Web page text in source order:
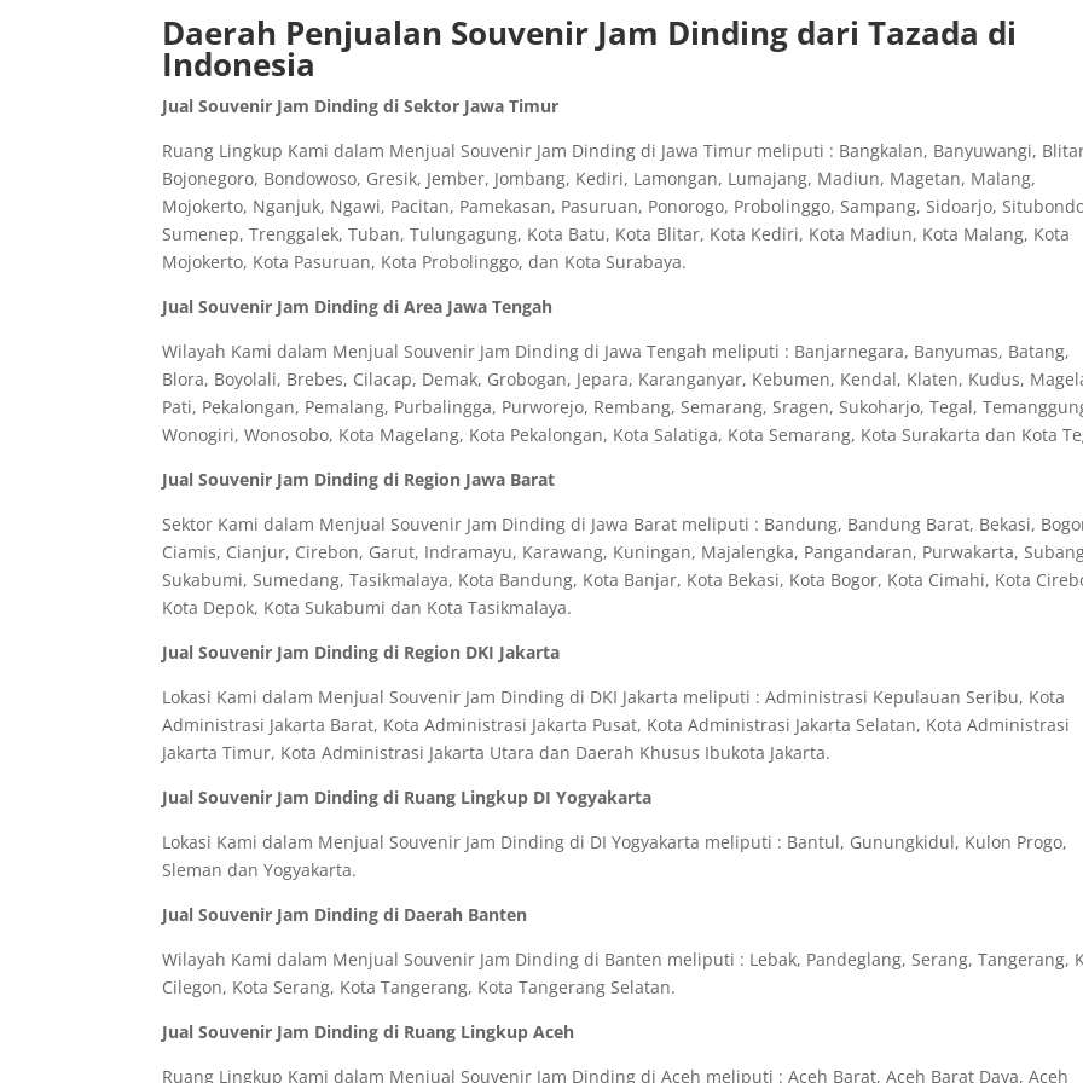
Daerah Penjualan Souvenir Jam Dinding dari Tazada di
Indonesia
Jual Souvenir Jam Dinding di Sektor Jawa Timur
Ruang Lingkup Kami dalam Menjual Souvenir Jam Dinding di Jawa Timur meliputi : Bangkalan, Banyuwangi,
Bojonegoro, Bondowoso, Gresik, Jember, Jombang, Kediri, Lamongan, Lumajang, Madiun, Magetan, Malang,
Mojokerto, Nganjuk, Ngawi, Pacitan, Pamekasan, Pasuruan, Ponorogo, Probolinggo, Sampang, Sidoarjo,
Sumenep, Trenggalek, Tuban, Tulungagung, Kota Batu, Kota Blitar, Kota Kediri, Kota Madiun, Kota Malang, Kota
Mojokerto, Kota Pasuruan, Kota Probolinggo, dan Kota Surabaya.
Jual Souvenir Jam Dinding di Area Jawa Tengah
Wilayah Kami dalam Menjual Souvenir Jam Dinding di Jawa Tengah meliputi : Banjarnegara, Banyumas, Batang,
Blora, Boyolali, Brebes, Cilacap, Demak, Grobogan, Jepara, Karanganyar, Kebumen, Kendal, Klaten, Kudus,
Pati, Pekalongan, Pemalang, Purbalingga, Purworejo, Rembang, Semarang, Sragen, Sukoharjo, Tegal,
Wonogiri, Wonosobo, Kota Magelang, Kota Pekalongan, Kota Salatiga, Kota Semarang, Kota Surakarta dan Kota
Jual Souvenir Jam Dinding di Region Jawa Barat
Sektor Kami dalam Menjual Souvenir Jam Dinding di Jawa Barat meliputi : Bandung, Bandung Barat, Bekasi,
Ciamis, Cianjur, Cirebon, Garut, Indramayu, Karawang, Kuningan, Majalengka, Pangandaran, Purwakarta,
Sukabumi, Sumedang, Tasikmalaya, Kota Bandung, Kota Banjar, Kota Bekasi, Kota Bogor, Kota Cimahi, Kota
Kota Depok, Kota Sukabumi dan Kota Tasikmalaya.
Jual Souvenir Jam Dinding di Region DKI Jakarta
Lokasi Kami dalam Menjual Souvenir Jam Dinding di DKI Jakarta meliputi : Administrasi Kepulauan Seribu, Kota
Administrasi Jakarta Barat, Kota Administrasi Jakarta Pusat, Kota Administrasi Jakarta Selatan, Kota Administrasi
Jakarta Timur, Kota Administrasi Jakarta Utara dan Daerah Khusus Ibukota Jakarta.
Jual Souvenir Jam Dinding di Ruang Lingkup DI Yogyakarta
Lokasi Kami dalam Menjual Souvenir Jam Dinding di DI Yogyakarta meliputi : Bantul, Gunungkidul, Kulon Progo,
Sleman dan Yogyakarta.
Jual Souvenir Jam Dinding di Daerah Banten
Wilayah Kami dalam Menjual Souvenir Jam Dinding di Banten meliputi : Lebak, Pandeglang, Serang, Tangerang,
Cilegon, Kota Serang, Kota Tangerang, Kota Tangerang Selatan.
Jual Souvenir Jam Dinding di Ruang Lingkup Aceh
Ruang Lingkup Kami dalam Menjual Souvenir Jam Dinding di Aceh meliputi : Aceh Barat, Aceh Barat Daya, Aceh